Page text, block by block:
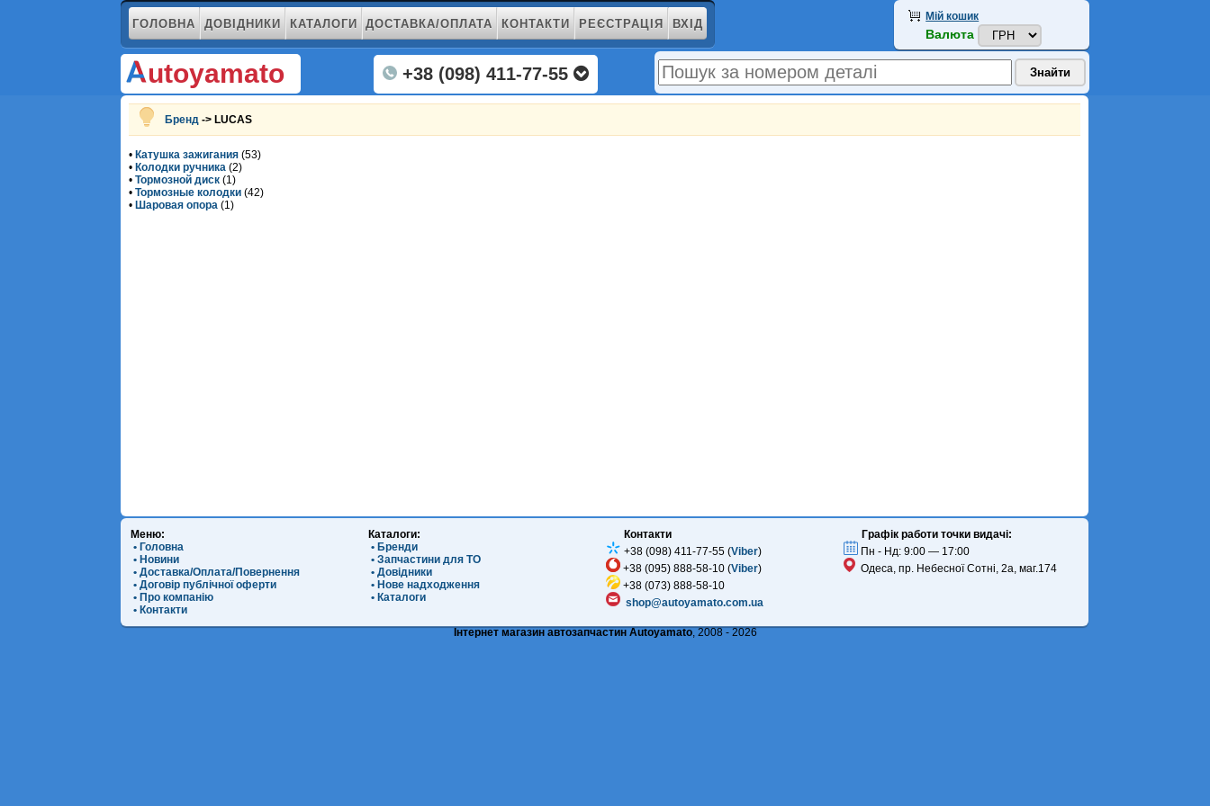
ГОЛОВНА ДОВІДНИКИ КАТАЛОГИ ДОСТАВКА/ОПЛАТА КОНТАКТИ РЕЄСТРАЦІЯ ВХІД
utoyamato +38 (098) 411-77-55
Мій кошик
Валюта
Бренд -> LUCAS
• Катушка зажигания (53)
• Колодки ручника (2)
•Тормозной диск (1)
•Тормозные колодки (42)
• Шаровая опора (1)
Меню:
• Головна
• Новини
• Доставка/Оплата/Повернення
• Договір публічної оферти
• Про компанію
• Контакти
Каталоги:
• Бренди
• Запчастини для ТО
• Довідники
• Нове надходження
• Каталоги
Контакти
+38 (098) 411-77-55 (Viber)
+38 (095) 888-58-10 (Viber)
+38 (073) 888-58-10
shop@autoyamato.com.ua
Графік работи точки видачі:
Пн - Нд: 9:00 — 17:00
Одеса, пр. Небесної Сотні, 2а, маг.174
Інтернет магазин автозапчастин Autoyamato, 2008 - 2026